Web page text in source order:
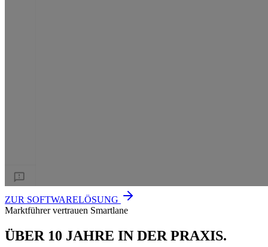
ZUR SOFTWARELÖSUNG
Marktführer vertrauen Smartlane
ÜBER 10 JAHRE IN DER PRAXIS.